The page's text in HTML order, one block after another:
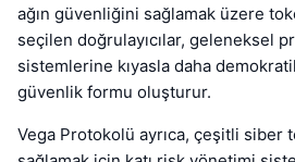
ağın güvenliğini sağlamak üzere
seçilen doğrulayıcılar, geleneksel
sistemlerine kıyasla daha
güvenlik formu oluşturur.
Vega Protokolü ayrıca, çeşitli siber